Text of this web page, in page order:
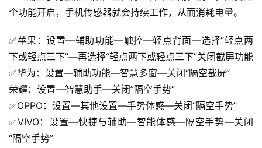
百
防
诈
识
行
业
个功能开启，手机传感器就会持续工作，从而消耗电量。
✅苹果：设置—辅助功能—触控—轻点背面—选择“轻点两
下或轻点三下”—再选择“轻点两下或轻点三下”关闭截屏功能
✅华为：设置—辅助功能—智慧多窗—关闭“隔空截屏”
荣耀：设置—智慧助手—关闭”隔空手势“
✅OPPO：设置—其他设置—手势体感—关闭“隔空手势”
✅VIVO：设置—快捷与辅助—智能体感—隔空手势—关闭
“隔空手势”